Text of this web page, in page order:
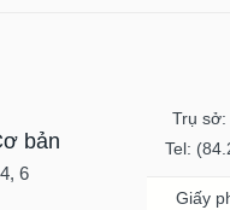
bản
6
Trụ sở:
Tel:
Giấy